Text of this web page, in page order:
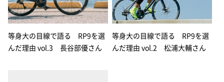
等身大の目線で語る RP9を選
んだ理由 vol.3 長谷部優さん
等身大の目線で語る RP9を選
んだ理由 vol.2 松浦大輔さん